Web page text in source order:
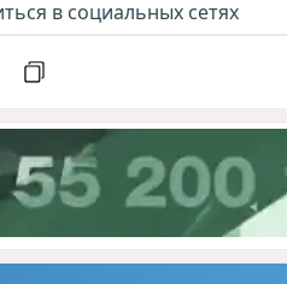
в социальных сетях